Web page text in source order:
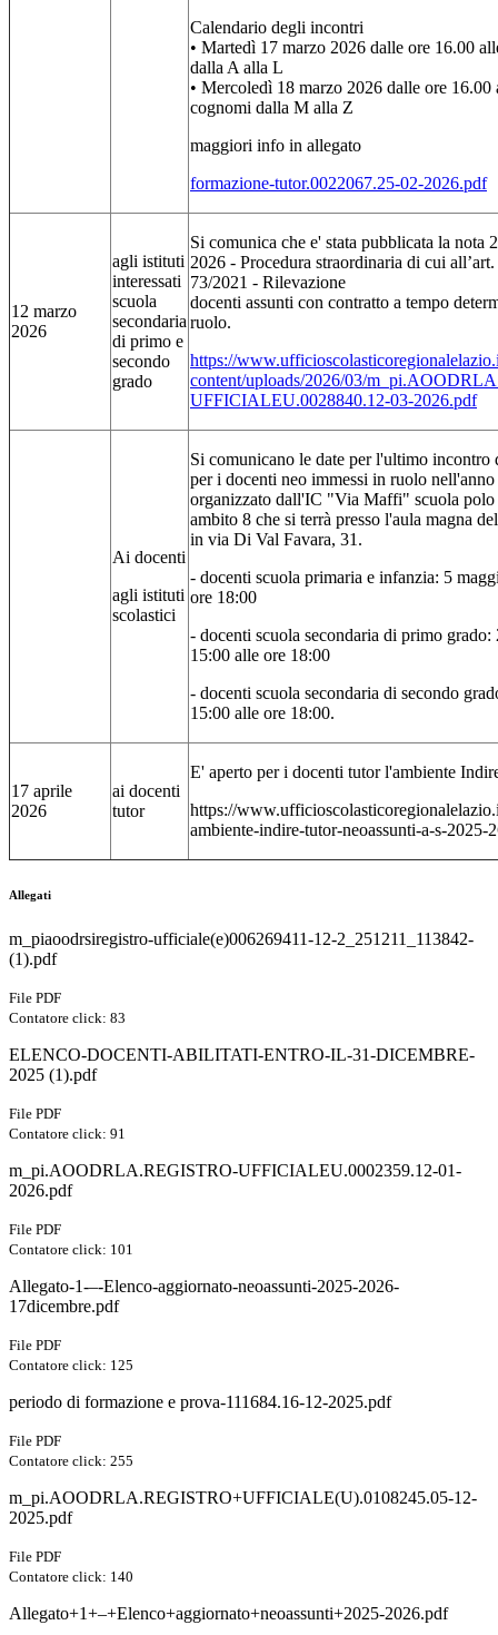
Calendario degli incontri
• Martedì 17 marzo 2026 dalle ore 16.00
dalla A alla L
• Mercoledì 18 marzo 2026 dalle ore 16.00
cognomi dalla M alla Z
maggiori info in allegato
formazione-tutor.0022067.25-02-2026.pdf
12 marzo
2026
agli istituti
interessati
scuola
secondaria
di primo e
secondo
grado
Si comunica che e' stata pubblicata la nota
2026 - Procedura straordinaria di cui
73/2021 - Rilevazione
docenti assunti con contratto a tempo
ruolo.
https://
content/uploads/2026/03/
UFFICIALEU.0028840.12-03-2026.pdf
Ai docenti
agli istituti
scolastici
Si comunicano le date per l'ultimo
per i docenti neo immessi in ruolo
organizzato dall'IC "Via Maffi" scuola polo
ambito 8 che si terrà presso l'aula magna
in via Di Val Favara, 31.
- docenti scuola primaria e infanzia: 5
ore 18:00
- docenti scuola secondaria di primo grado:
15:00 alle ore 18:00
- docenti scuola secondaria di secondo
15:00 alle ore 18:00.
17 aprile
2026
ai docenti
tutor
E' aperto per i docenti tutor l'ambiente
https://
ambiente-indire-tutor-neoassunti-a-s-2025-
Allegati
m_piaoodrsiregistro-ufficiale(e)006269411-12-2_251211_113842-
(1).pdf
File PDF
Contatore click: 83
ELENCO-DOCENTI-ABILITATI-ENTRO-IL-31-DICEMBRE-
2025 (1).pdf
File PDF
Contatore click: 91
m_pi.AOODRLA.REGISTRO-UFFICIALEU.0002359.12-01-
2026.pdf
File PDF
Contatore click: 101
Allegato-1-–-Elenco-aggiornato-neoassunti-2025-2026-
17dicembre.pdf
File PDF
Contatore click: 125
periodo di formazione e prova-111684.16-12-2025.pdf
File PDF
Contatore click: 255
m_pi.AOODRLA.REGISTRO+UFFICIALE(U).0108245.05-12-
2025.pdf
File PDF
Contatore click: 140
Allegato+1+–+Elenco+aggiornato+neoassunti+2025-2026.pdf